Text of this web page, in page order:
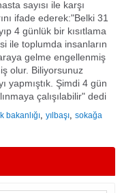
sayısı ile karşı
ifade ederek:"Belki 31
4 günlük bir kısıtlama
ile toplumda insanların
gelme engellenmiş
olur. Biliyorsunuz
yapmıştık. Şimdi 4 gün
çalışılabilir" dedi
bakanlığı,yılbaşı,sokağa